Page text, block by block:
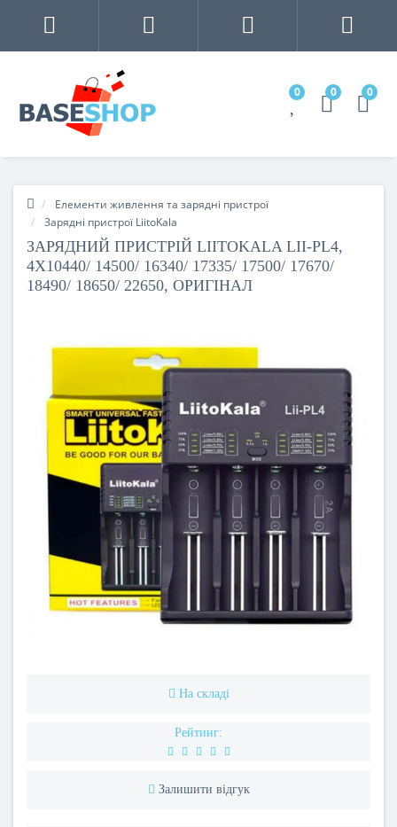
0 0 0
Елементи живлення та зарядні пристрої
Зарядні пристрої LiitoKala
ЗАРЯДНИЙ ПРИСТРІЙ LIITOKALA LII-PL4,
4X10440/ 14500/ 16340/ 17335/ 17500/ 17670/
18490/ 18650/ 22650, ОРИГІНАЛ
На складі
Рейтинг:
Залишити відгук